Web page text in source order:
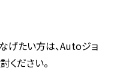
げたい方は、Autoジョ
ください。